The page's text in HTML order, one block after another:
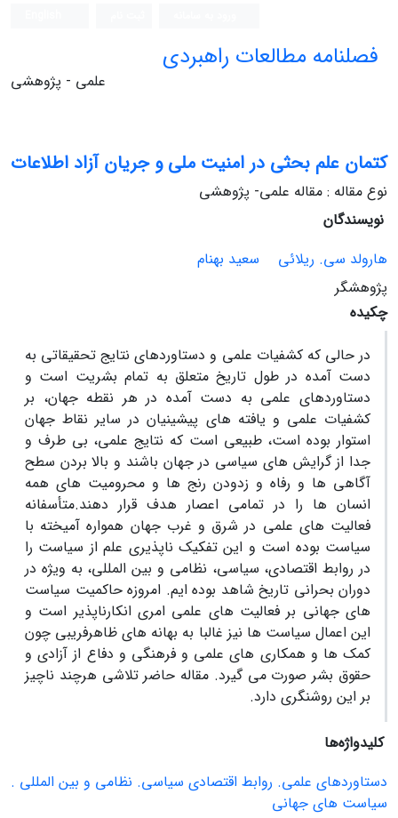
فصلنامه مطالعات راهبردی
علمی - پژوهشی
کتمان علم بحثی در امنیت ملی و جریان آزاد اطلاعات
نوع مقاله : مقاله علمی- پژوهشی
نویسندگان
هارولد سی. ریلائی
سعید بهنام
پژوهشگر
چکیده
در حالی‏ که کشفیات علمی و دستاوردهای نتایج تحقیقاتی به
‏دست آمده در طول تاریخ متعلق به تمام بشریت است و
دستاوردهای علمی به دست‏ آمده در هر نقطه جهان، بر
کشفیات علمی و یافته‏ های پیشینیان در سایر نقاط جهان
استوار بوده است، طبیعی است که نتایج علمی، بی‏ طرف و
جدا از گرایش های سیاسی در جهان باشند و بالا بردن سطح
آگاهی ها و رفاه و زدودن رنج ها و محرومیت های همه
انسان ها را در تمامی اعصار هدف قرار دهند.متأسفانه
فعالیت های علمی در شرق و غرب جهان همواره آمیخته با
سیاست بوده است و این تفکیک‏ ناپذیری علم از سیاست را
در روابط اقتصادی، سیاسی، نظامی و بین ‏المللی، به ویژه در
دوران بحرانی تاریخ شاهد بوده‏ ایم. امروزه حاکمیت سیاست
های جهانی بر فعالیت های علمی امری انکارناپذیر است و
این اعمال سیاست ها نیز غالبا به بهانه‏ های ظاهرفریبی چون
کمک ها و همکاری های علمی و فرهنگی و دفاع از آزادی و
حقوق بشر صورت می‏ گیرد. مقاله حاضر تلاشی هرچند ناچیز
بر این روشنگری دارد.
کلیدواژه‌ها
دستاوردهای علمی. روابط اقتصادی سیاسی. نظامی و بین المللی .
سیاست های جهانی